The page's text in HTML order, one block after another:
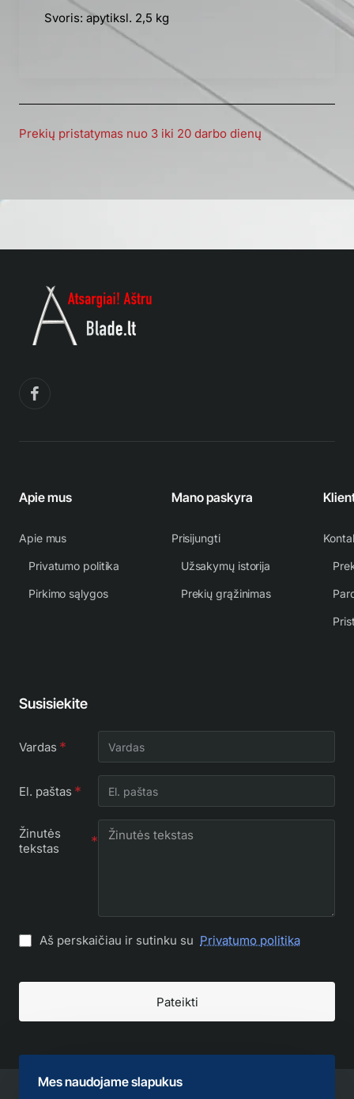
Mes naudojame slapukus
Svoris: apytiksl. 2,5 kg
Prekių pristatymas nuo 3 iki 20 darbo dienų
Apie mus
Apie mus
Privatumo politika
Pirkimo sąlygos
Mano paskyra
Prisijungti
Užsakymų istorija
Prekių grąžinimas
Susisiekite
Vardas
El. paštas
Žinutės
tekstas
Aš perskaičiau ir sutinku su Privatumo politika
Pateikti